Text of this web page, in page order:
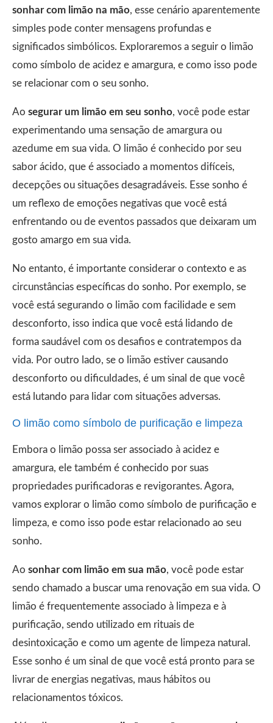
sonhar com limão na mão, esse cenário aparentemente
simples pode conter mensagens profundas e
significados simbólicos. Exploraremos a seguir o limão
como símbolo de acidez e amargura, e como isso pode
se relacionar com o seu sonho.
Ao segurar um limão em seu sonho, você pode estar
experimentando uma sensação de amargura ou
azedume em sua vida. O limão é conhecido por seu
sabor ácido, que é associado a momentos difíceis,
decepções ou situações desagradáveis. Esse sonho é
um reflexo de emoções negativas que você está
enfrentando ou de eventos passados que deixaram um
gosto amargo em sua vida.
No entanto, é importante considerar o contexto e as
circunstâncias específicas do sonho. Por exemplo, se
você está segurando o limão com facilidade e sem
desconforto, isso indica que você está lidando de
forma saudável com os desafios e contratempos da
vida. Por outro lado, se o limão estiver causando
desconforto ou dificuldades, é um sinal de que você
está lutando para lidar com situações adversas.
O limão como símbolo de purificação e limpeza
Embora o limão possa ser associado à acidez e
amargura, ele também é conhecido por suas
propriedades purificadoras e revigorantes. Agora,
vamos explorar o limão como símbolo de purificação e
limpeza, e como isso pode estar relacionado ao seu
sonho.
Ao sonhar com limão em sua mão, você pode estar
sendo chamado a buscar uma renovação em sua vida. O
limão é frequentemente associado à limpeza e à
purificação, sendo utilizado em rituais de
desintoxicação e como um agente de limpeza natural.
Esse sonho é um sinal de que você está pronto para se
livrar de energias negativas, maus hábitos ou
relacionamentos tóxicos.